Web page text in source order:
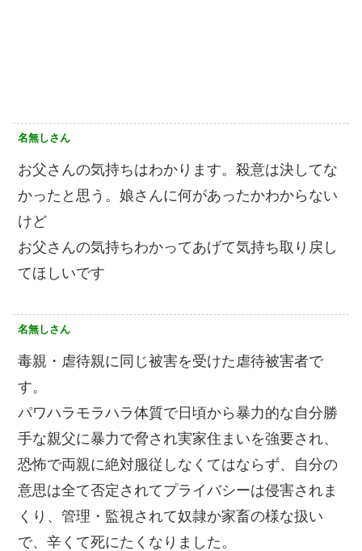
名無しさん
お父さんの気持ちはわかります。殺意は決してな
かったと思う。娘さんに何があったかわからない
けど
お父さんの気持ちわかってあげて気持ち取り戻し
てほしいです
名無しさん
毒親・虐待親に同じ被害を受けた虐待被害者で
す。
パワハラモラハラ体質で日頃から暴力的な自分勝
手な親父に暴力で脅され実家住まいを強要され、
恐怖で両親に絶対服従しなくてはならず、自分の
意思は全て否定されてプライバシーは侵害されま
くり、管理・監視されて奴隷か家畜の様な扱い
で、辛くて死にたくなりました。